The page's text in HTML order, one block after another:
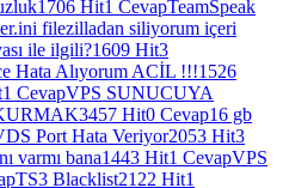
1706 Hit1 CevapTeamSpeak
filezilladan siliyorum içeri
ile ilgili?1609 Hit3
Hata Alıyorum ACİL !!!1526
1 CevapVPS SUNUCUYA
3457 Hit0 Cevap16 gb
Port Hata Veriyor2053 Hit3
varmı bana1443 Hit1 CevapVPS
TS3 Blacklist2122 Hit1